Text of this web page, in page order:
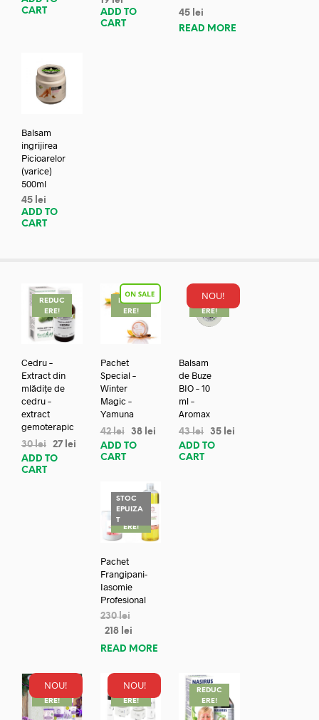
CART
ADD TO
CART
45 lei
READ MORE
Balsam
ingrijirea
Picioarelor
(varice)
500ml
45 lei
ADD TO
CART
REDUC
ERE!
Cedru –
Extract din
mlădițe de
cedru –
extract
gemoterapic
30lei 27 lei
ADD TO
CART
REDUC
ERE!
Pachet
Special –
Winter
Magic –
Yamuna
42lei 38 lei
ADD TO
CART
NOU!
REDUC
ERE!
Balsam
de Buze
BIO – 10
ml –
Aromax
43lei 35 lei
ADD TO
CART
STOC
EPUIZA
TREDUC
ERE!
Pachet
Frangipani-
Iasomie
Profesional
230lei
218 lei
READ MORE
NOU!
REDUC
ERE!
NOU!
REDUC
ERE!
REDUC
ERE!